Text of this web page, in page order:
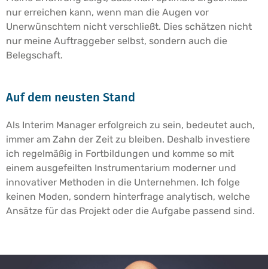
nur erreichen kann, wenn man die Augen vor
Unerwünschtem nicht verschließt. Dies schätzen nicht
nur meine Auftraggeber selbst, sondern auch die
Belegschaft.
Auf dem neusten Stand
Als Interim Manager erfolgreich zu sein, bedeutet auch,
immer am Zahn der Zeit zu bleiben. Deshalb investiere
ich regelmäßig in Fortbildungen und komme so mit
einem ausgefeilten Instrumentarium moderner und
innovativer Methoden in die Unternehmen. Ich folge
keinen Moden, sondern hinterfrage analytisch, welche
Ansätze für das Projekt oder die Aufgabe passend sind.